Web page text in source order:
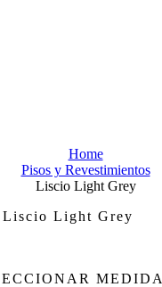
Home
Pisos y Revestimientos
Liscio Light Grey
Liscio Light Grey
MEDIDA